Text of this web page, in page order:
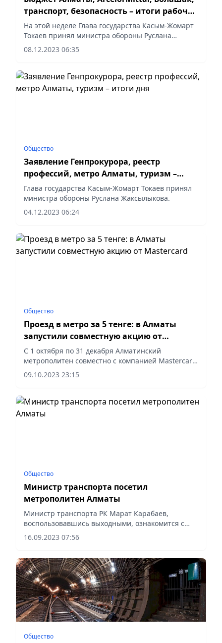
транспорт, безопасность – итоги рабочей
недели
На этой неделе Глава государства Касым-Жомарт
Токаев принял министра обороны Руслана
Жаксылыкова.
08.12.2023 06:35
Общество
Заявление Генпрокурора, реестр
профессий, метро Алматы, туризм –
итоги дня
Глава государства Касым-Жомарт Токаев принял
министра обороны Руслана Жаксылыкова.
04.12.2023 06:24
Общество
Проезд в метро за 5 тенге: в Алматы
запустили совместную акцию от
Mastercard
С 1 октября по 31 декабря Алматинский
метрополитен совместно с компанией Mastercard
внедрил в метро проезд за 5 тенге вместо
обычных 100 тенге для тех, кто оплачивает через
09.10.2023 23:15
Общество
Министр транспорта посетил
метрополитен Алматы
Министр транспорта РК Марат Карабаев,
воспользовавшись выходными, ознакомится с
объектами транспортной инфраструктуры
Алматинской, Жамбылской и Карагандинской
16.09.2023 07:56
Общество